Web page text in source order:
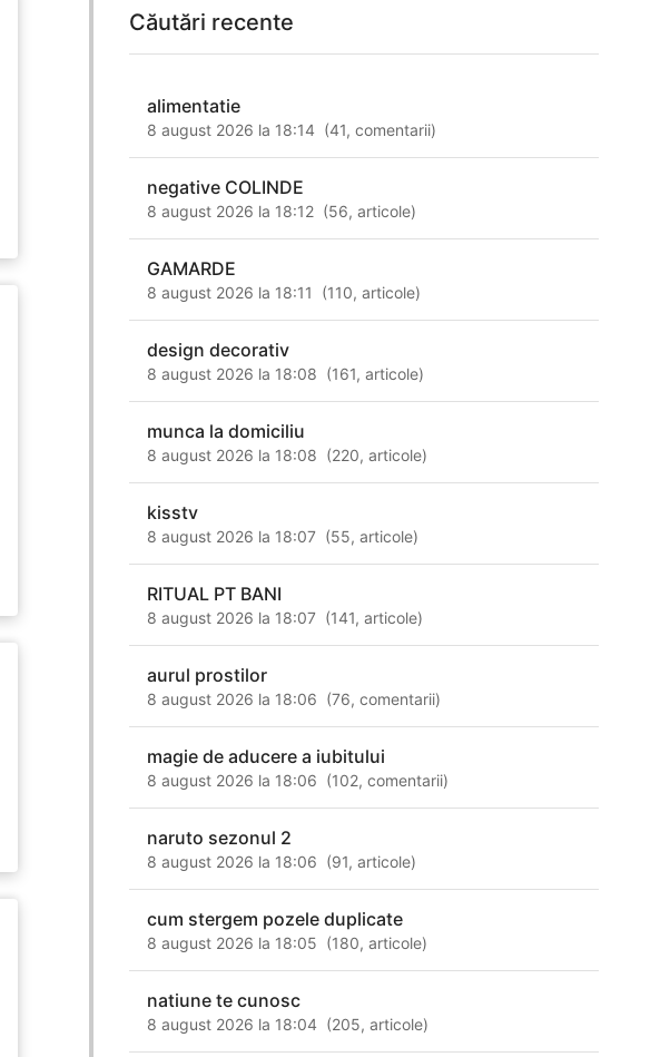
Căutări recente
alimentatie
8 august 2026 la 18:14 (41,comentarii)
negative COLINDE
8 august 2026 la 18:12 (56,articole)
GAMARDE
8 august 2026 la 18:11 (110,articole)
design decorativ
8 august 2026 la 18:08 (161,articole)
munca la domiciliu
8 august 2026 la 18:08 (220,articole)
kisstv
8 august 2026 la 18:07 (55,articole)
RITUAL PT BANI
8 august 2026 la 18:07 (141,articole)
aurul prostilor
8 august 2026 la 18:06 (76,comentarii)
magie de aducere a iubitului
8 august 2026 la 18:06 (102,comentarii)
naruto sezonul 2
8 august 2026 la 18:06 (91,articole)
cum stergem pozele duplicate
8 august 2026 la 18:05 (180,articole)
natiune te cunosc
8 august 2026 la 18:04 (205,articole)